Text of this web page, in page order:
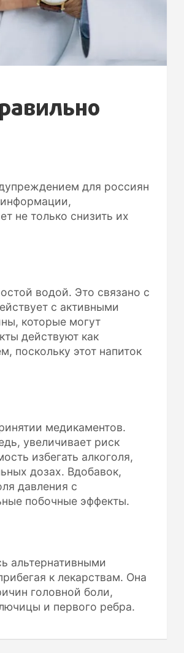
для россиян
информации,
не только снизить их
водой. Это связано с
с активными
которые могут
действуют как
поскольку этот напиток
медикаментов.
увеличивает риск
избегать алкоголя,
дозах. Вдобавок,
давления с
побочные эффекты.
альтернативными
к лекарствам. Она
головной боли,
и первого ребра.